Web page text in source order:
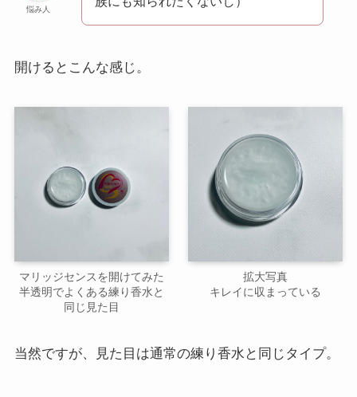
悩み人
開けるとこんな感じ。
マリッジセンスを開けてみた
半透明でよくある練り香水と
同じ見た目
拡大写真
キレイに収まっている
当然ですが、見た目は通常の練り香水と同じタイプ。